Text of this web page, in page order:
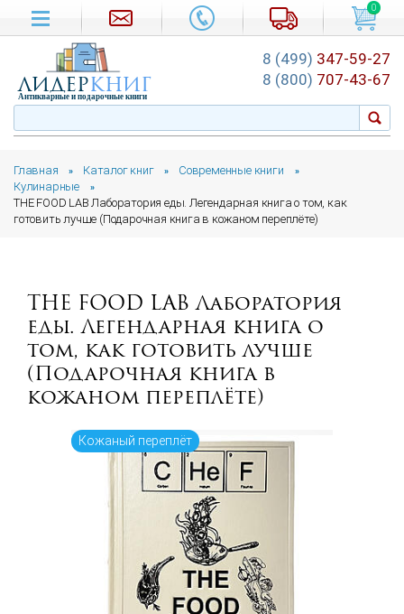
Главная » Каталог книг » Современные книги »
Кулинарные »
THE FOOD LAB Лаборатория еды. Легендарная книга о том, как
готовить лучше (Подарочная книга в кожаном переплёте)
THE FOOD LAB Лаборатория
еды. Легендарная книга о
том, как готовить лучше
(Подарочная книга в
кожаном переплёте)
Кожаный переплёт
0
лидеркниг
Антикварные и подарочные книги
8 (499) 347-59-27
8 (800) 707-43-67